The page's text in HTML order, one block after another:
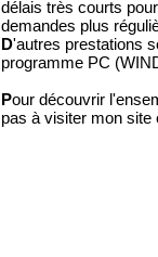
délais très courts
demandes plus
D'autres prestations
programme PC
Pour découvrir
pas à visiter mon site